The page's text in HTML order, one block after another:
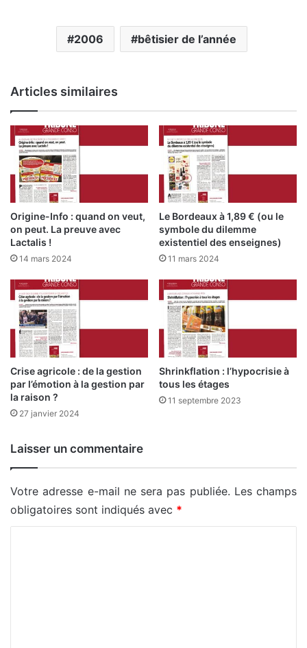
2006 bêtisier de l’année
Articles similaires
Origine-Info : quand on veut,
on peut. La preuve avec
Lactalis !
14 mars 2024
Le Bordeaux à 1,89 € (ou le
symbole du dilemme
existentiel des enseignes)
11 mars 2024
Crise agricole : de la gestion
par l’émotion à la gestion par
la raison ?
27 janvier 2024
Shrinkflation : l’hypocrisie à
tous les étages
11 septembre 2023
Laisser un commentaire
Votre adresse e-mail ne sera pas publiée. Les champs
obligatoires sont indiqués avec *